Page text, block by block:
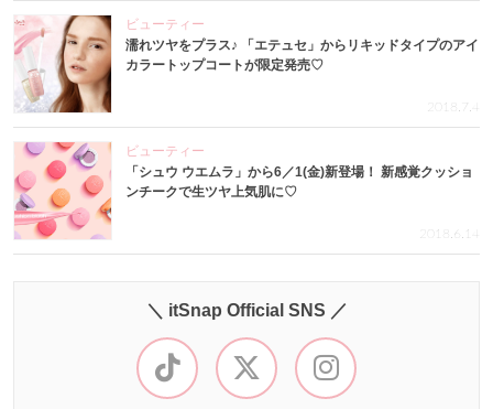
ビューティー
濡れツヤをプラス♪ 「エテュセ」からリキッドタイプのアイ
カラートップコートが限定発売♡
2018.7.4
ビューティー
「シュウ ウエムラ」から6／1(金)新登場！ 新感覚クッショ
ンチークで生ツヤ上気肌に♡
2018.6.14
＼ itSnap Official SNS ／